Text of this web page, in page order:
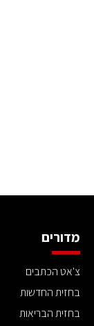
מדורים
צ'אט הכתבים
בחזית החדשות
בחזית הבריאות